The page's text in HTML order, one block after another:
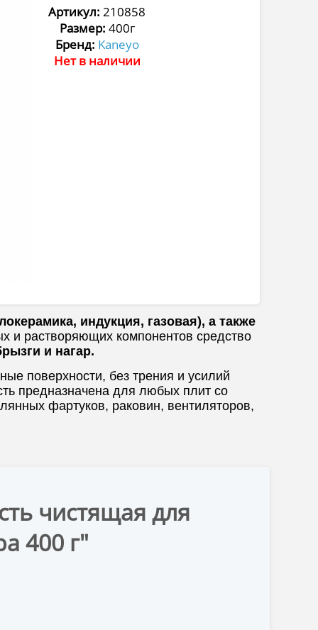
Артикул: 210858
Размер: 400г
Бренд: Kaneyo
Нет в наличии
индукция, газовая), а также
и растворяющих компонентов средство
и нагар.
поверхности, без трения и усилий
предназначена для любых плит со
фартуков, раковин, вентиляторов,
чистящая для
400 г"